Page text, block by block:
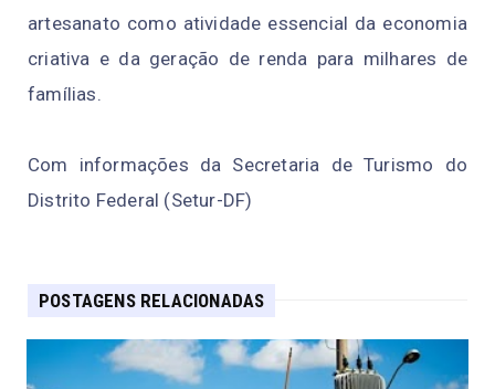
artesanato como atividade essencial da economia
criativa e da geração de renda para milhares de
famílias.
Com informações da Secretaria de Turismo do
Distrito Federal (Setur-DF)
POSTAGENS RELACIONADAS